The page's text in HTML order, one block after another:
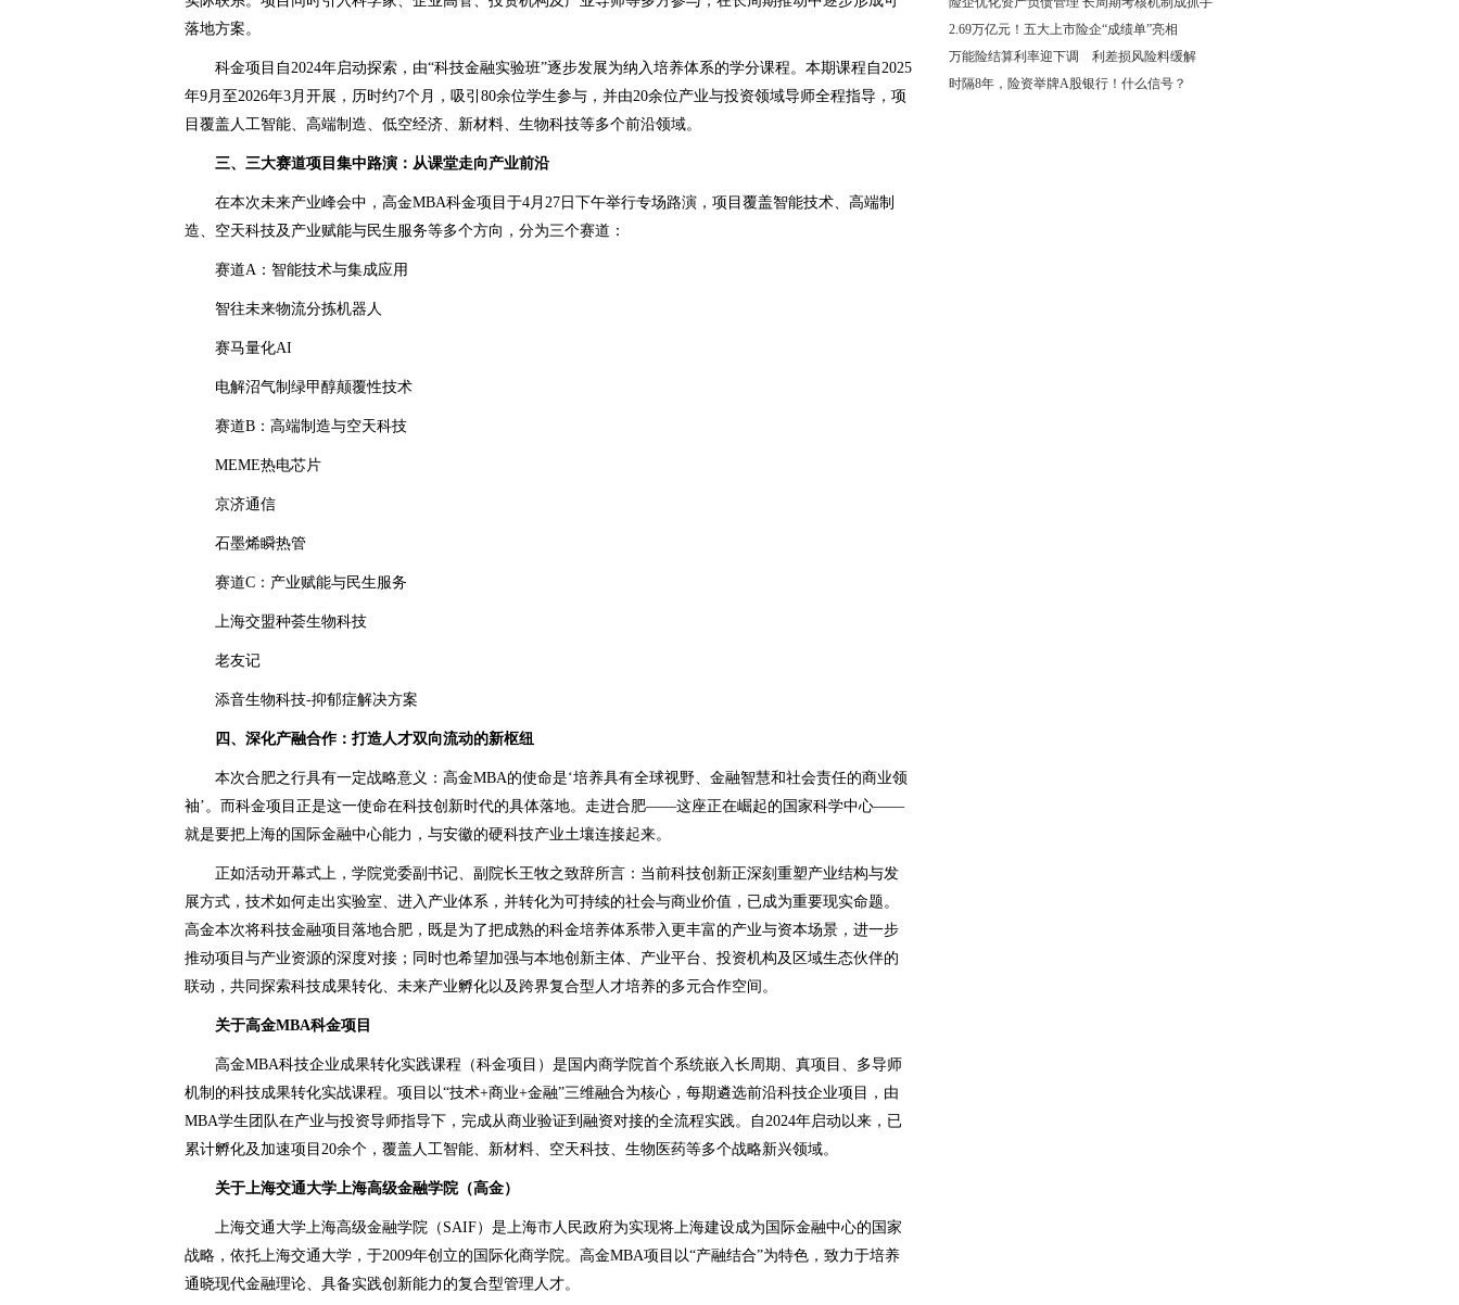
落地方案。
科金项目自2024年启动探索，由“科技金融实验班”逐步发展为纳入培养体系的学分课程。本期课程自2025
年9月至2026年3月开展，历时约7个月，吸引80余位学生参与，并由20余位产业与投资领域导师全程指导，项
目覆盖人工智能、高端制造、低空经济、新材料、生物科技等多个前沿领域。
三、三大赛道项目集中路演：从课堂走向产业前沿
在本次未来产业峰会中，高金MBA科金项目于4月27日下午举行专场路演，项目覆盖智能技术、高端制
造、空天科技及产业赋能与民生服务等多个方向，分为三个赛道：
赛道A：智能技术与集成应用
智往未来物流分拣机器人
赛马量化AI
电解沼气制绿甲醇颠覆性技术
赛道B：高端制造与空天科技
MEME热电芯片
京济通信
石墨烯瞬热管
赛道C：产业赋能与民生服务
上海交盟种荟生物科技
老友记
添音生物科技-抑郁症解决方案
四、深化产融合作：打造人才双向流动的新枢纽
本次合肥之行具有一定战略意义：高金MBA的使命是‘培养具有全球视野、金融智慧和社会责任的商业领
袖’。而科金项目正是这一使命在科技创新时代的具体落地。走进合肥——这座正在崛起的国家科学中心——
就是要把上海的国际金融中心能力，与安徽的硬科技产业土壤连接起来。
正如活动开幕式上，学院党委副书记、副院长王牧之致辞所言：当前科技创新正深刻重塑产业结构与发
展方式，技术如何走出实验室、进入产业体系，并转化为可持续的社会与商业价值，已成为重要现实命题。
高金本次将科技金融项目落地合肥，既是为了把成熟的科金培养体系带入更丰富的产业与资本场景，进一步
推动项目与产业资源的深度对接；同时也希望加强与本地创新主体、产业平台、投资机构及区域生态伙伴的
联动，共同探索科技成果转化、未来产业孵化以及跨界复合型人才培养的多元合作空间。
关于高金MBA科金项目
高金MBA科技企业成果转化实践课程（科金项目）是国内商学院首个系统嵌入长周期、真项目、多导师
机制的科技成果转化实战课程。项目以“技术+商业+金融”三维融合为核心，每期遴选前沿科技企业项目，由
MBA学生团队在产业与投资导师指导下，完成从商业验证到融资对接的全流程实践。自2024年启动以来，已
累计孵化及加速项目20余个，覆盖人工智能、新材料、空天科技、生物医药等多个战略新兴领域。
关于上海交通大学上海高级金融学院（高金）
上海交通大学上海高级金融学院（SAIF）是上海市人民政府为实现将上海建设成为国际金融中心的国家
战略，依托上海交通大学，于2009年创立的国际化商学院。高金MBA项目以“产融结合”为特色，致力于培养
通晓现代金融理论、具备实践创新能力的复合型管理人才。
2.69万亿元！五大上市险企“成绩单”亮相
万能险结算利率迎下调 利差损风险料缓解
时隔8年，险资举牌A股银行！什么信号？